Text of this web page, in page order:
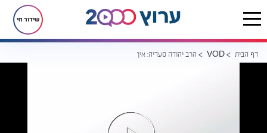
שידור חי
דף הבית VOD הרב יהודה סעדיה: איך לעשות נחת רוח עצומה לבבא סאלי?